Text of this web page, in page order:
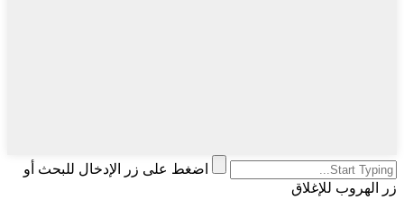
اضغط على زر الإدخال للبحث أو
زر الهروب للإغلاق